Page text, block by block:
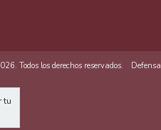
tu
Todos los derechos reservados.